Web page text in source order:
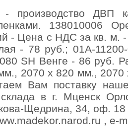
производство ДВП
138010006
- Цена с НДС за кв. м.
- 78 руб.; 01А-
SH Венге - 86 руб.
2070 х 820 мм.,
Вам поставку
в г. Мценск
Щедрина, 34, оф.
, e-